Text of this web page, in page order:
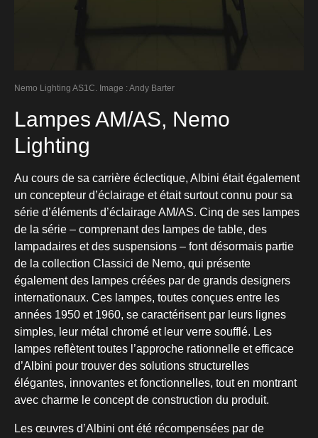
Nemo Lighting AS1C. Image : Andy Barter
Lampes AM/AS, Nemo
Lighting
Au cours de sa carrière éclectique, Albini était également
un concepteur d’éclairage et était surtout connu pour sa
série d’éléments d’éclairage AM/AS. Cinq de ses lampes
de la série – comprenant des lampes de table, des
lampadaires et des suspensions – font désormais partie
de la collection Classici de Nemo, qui présente
également des lampes créées par de grands designers
internationaux. Ces lampes, toutes conçues entre les
années 1950 et 1960, se caractérisent par leurs lignes
simples, leur métal chromé et leur verre soufflé. Les
lampes reflètent toutes l’approche rationnelle et efficace
d’Albini pour trouver des solutions structurelles
élégantes, innovantes et fonctionnelles, tout en montrant
avec charme le concept de construction du produit.
Les œuvres d’Albini ont été récompensées par de